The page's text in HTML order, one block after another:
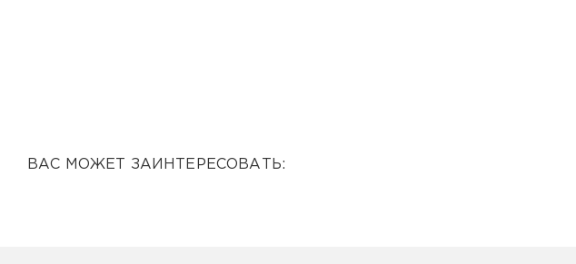
ВАС МОЖЕТ ЗАИНТЕРЕСОВАТЬ: